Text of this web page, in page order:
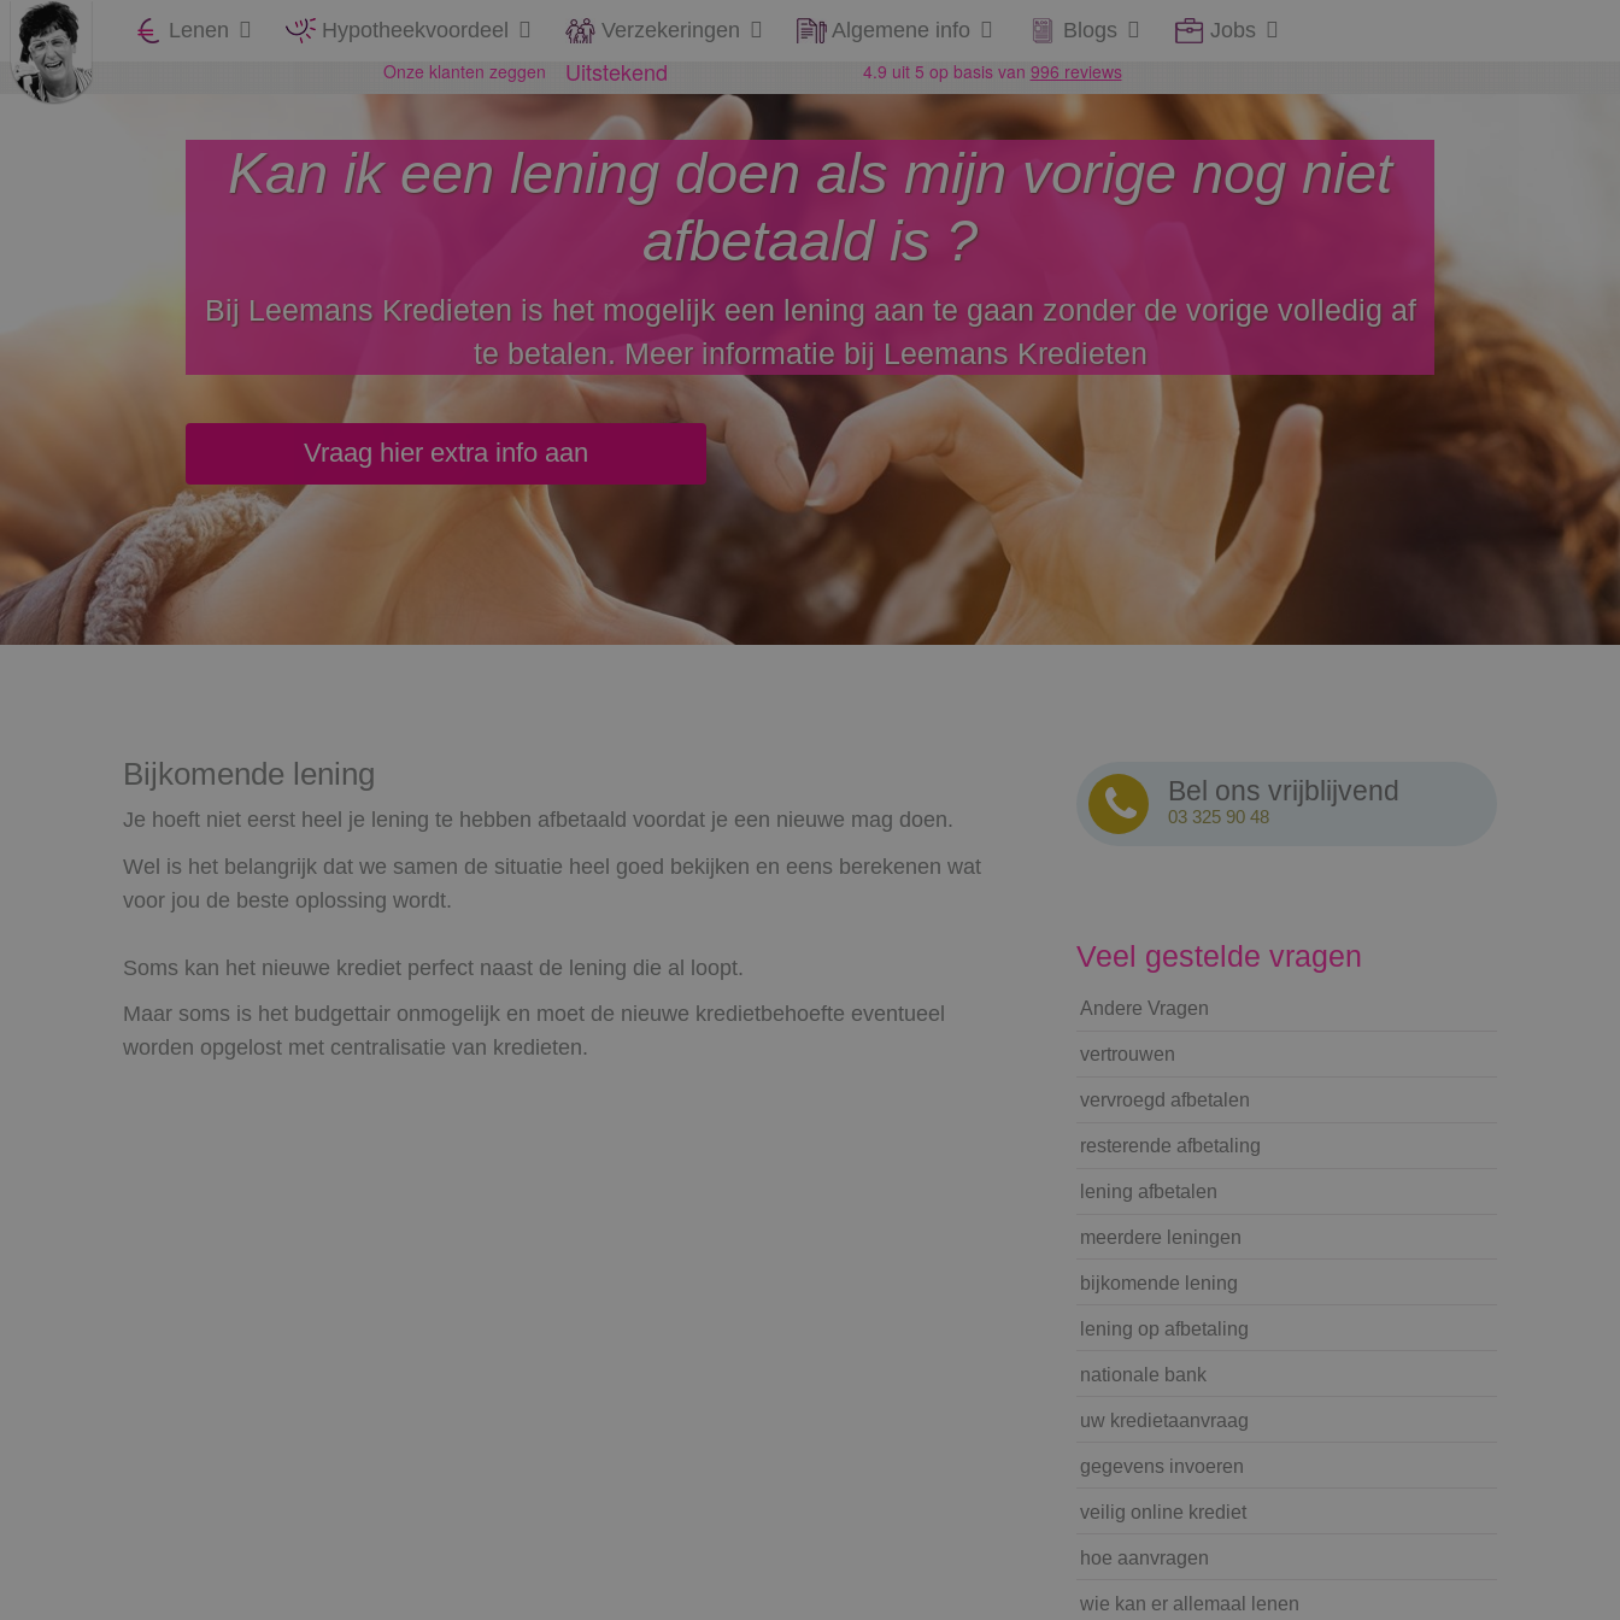
Lenen Hypotheekvoordeel Verzekeringen Algemene info Blogs Jobs
Kan ik een lening doen als mijn vorige nog niet
afbetaald is ?
Bij Leemans Kredieten is het mogelijk een lening aan te gaan zonder de vorige volledig af
te betalen. Meer informatie bij Leemans Kredieten
Vraag hier extra info aan
Bijkomende lening
Je hoeft niet eerst heel je lening te hebben afbetaald voordat je een nieuwe mag doen.
Wel is het belangrijk dat we samen de situatie heel goed bekijken en eens berekenen wat
voor jou de beste oplossing wordt.
Soms kan het nieuwe krediet perfect naast de lening die al loopt.
Maar soms is het budgettair onmogelijk en moet de nieuwe kredietbehoefte eventueel
worden opgelost met centralisatie van kredieten.
Bel ons vrijblijvend
03 325 90 48
Veel gestelde vragen
Andere Vragen
vertrouwen
vervroegd afbetalen
resterende afbetaling
lening afbetalen
meerdere leningen
bijkomende lening
lening op afbetaling
nationale bank
uw kredietaanvraag
gegevens invoeren
veilig online krediet
hoe aanvragen
wie kan er allemaal lenen